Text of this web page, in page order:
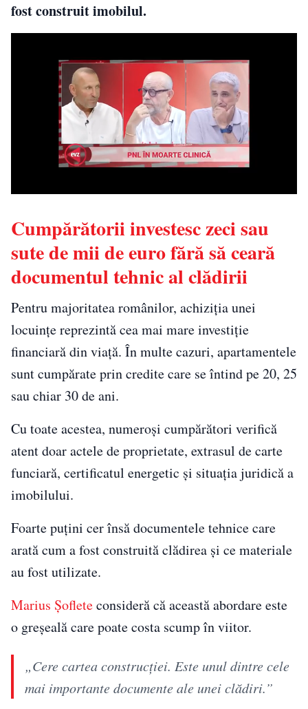
fost construit imobilul.
Cumpărătorii investesc zeci sau
sute de mii de euro fără să ceară
documentul tehnic al clădirii
Pentru majoritatea românilor, achiziția unei
locuințe reprezintă cea mai mare investiție
financiară din viață. În multe cazuri, apartamentele
sunt cumpărate prin credite care se întind pe 20, 25
sau chiar 30 de ani.
Cu toate acestea, numeroși cumpărători verifică
atent doar actele de proprietate, extrasul de carte
funciară, certificatul energetic și situația juridică a
imobilului.
Foarte puțini cer însă documentele tehnice care
arată cum a fost construită clădirea și ce materiale
au fost utilizate.
Marius Șofleteconsideră că această abordare este
o greșeală care poate costa scump în viitor.
„Cere cartea construcției. Este unul dintre cele
mai importante documente ale unei clădiri.”